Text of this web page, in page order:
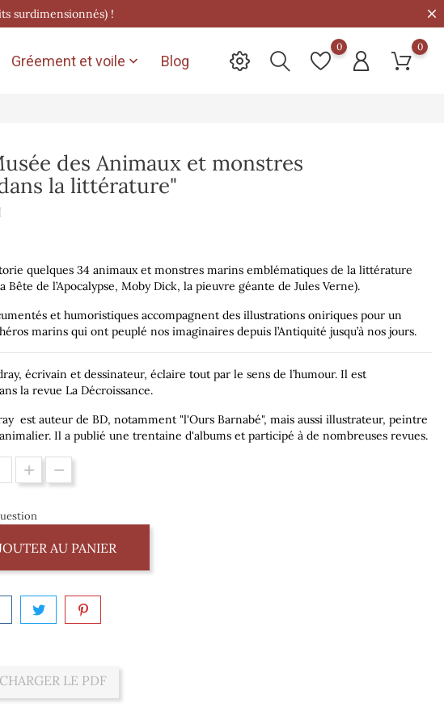
surdimensionnés) !
Gréement et voile  Blog
0 0
des Animaux et monstres
la littérature"
quelques 34 animaux et monstres marins emblématiques de la littérature
Bête de l’Apocalypse, Moby Dick, la pieuvre géante de Jules Verne).
et humoristiques accompagnent des illustrations oniriques pour un
marins qui ont peuplé nos imaginaires depuis l’Antiquité jusqu’à nos jours.
, écrivain et dessinateur, éclaire tout par le sens de l’humour. Il est
la revue La Décroissance.
est auteur de BD, notamment "l'Ours Barnabé", mais aussi illustrateur, peintre
Il a publié une trentaine d'albums et participé à de nombreuses revues.
AU PANIER
LE PDF